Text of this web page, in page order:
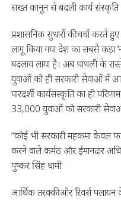
सख्त कानून से बदली कार्य संस्कृति
प्रशासनिक सुधारों की चर्चा करते
लागू किया गया देश का सबसे कड़ा
बदलाव लाया है। अब धांधली के
युवाओं को ही सरकारी सेवाओं में
पारदर्शी कार्यसंस्कृति का ही
33,000 युवाओं को सरकारी
“कोई भी सरकारी महकमा केवल
करने वाले कर्मठ और ईमानदार
पुष्कर सिंह धामी
आर्थिक तरक्की और रिवर्स